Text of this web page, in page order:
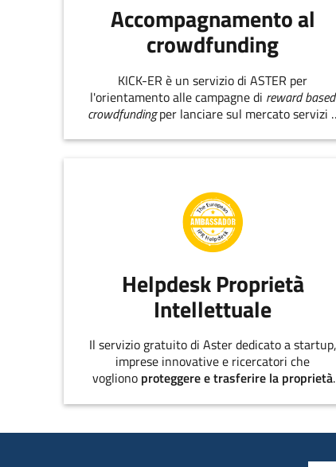
Accompagnamento al
crowdfunding
KICK-ER è un servizio di ASTER per
l'orientamento alle campagne di reward based
crowdfundingper lanciare sul mercato servizi e
Helpdesk Proprietà
Intellettuale
Il servizio gratuito di Aster dedicato a startup,
imprese innovative e ricercatori che
vogliono proteggere e trasferire la proprietà